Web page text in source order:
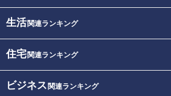
生活関連ランキング
住宅関連ランキング
ビジネス 関連ランキング